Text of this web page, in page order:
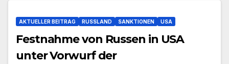
AKTUELLER BEITRAG RUSSLAND SANKTIONEN USA
Festnahme von Russen in USA
unter Vorwurf der